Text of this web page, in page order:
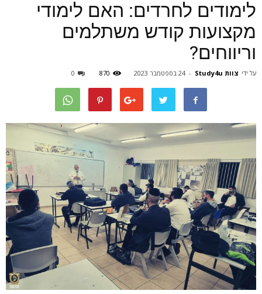
לימודים לחרדים: האם לימודי
מקצועות קודש משתלמים
וריווחים?
על ידי צוות Study4u - 24 בספטמבר 2023 870
0